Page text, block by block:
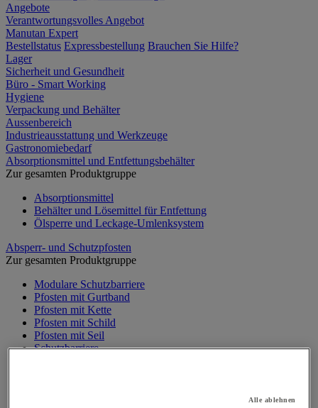
Angebote
Verantwortungsvolles Angebot
Manutan Expert
Bestellstatus Expressbestellung Brauchen Sie Hilfe?
Lager
Sicherheit und Gesundheit
Büro - Smart Working
Hygiene
Verpackung und Behälter
Aussenbereich
Industrieausstattung und Werkzeuge
Gastronomiebedarf
Absorptionsmittel und Entfettungsbehälter
Zur gesamten Produktgruppe
Absorptionsmittel
Behälter und Lösemittel für Entfettung
Ölsperre und Leckage-Umlenksystem
Absperr- und Schutzpfosten
Zur gesamten Produktgruppe
Modulare Schutzbarriere
Pfosten mit Gurtband
Pfosten mit Kette
Pfosten mit Schild
Pfosten mit Seil
Schutzbarriere
Alle ablehnen